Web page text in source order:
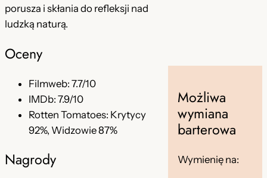
porusza i skłania do refleksji nad
ludzką naturą.
Oceny
Filmweb: 7.7/10
IMDb: 7.9/10
Rotten Tomatoes: Krytycy
92%, Widzowie 87%
Nagrody
Możliwa
wymiana
barterowa
Wymienię na: